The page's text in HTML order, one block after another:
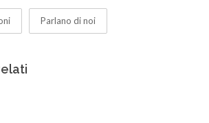
Parlano di noi